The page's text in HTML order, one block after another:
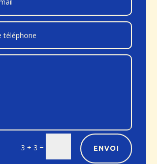
3 + 3 = ENVOI